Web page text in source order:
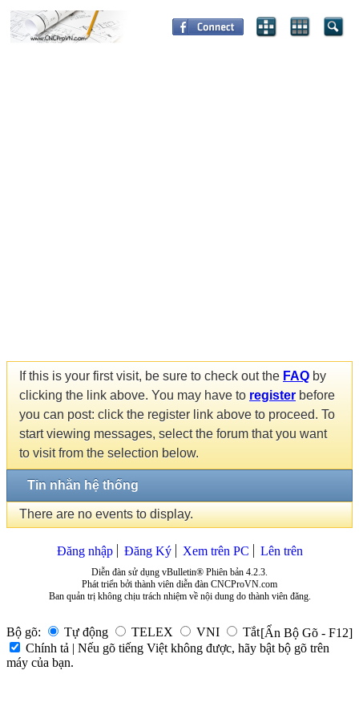
If this is your first visit, be sure to check out the FAQ by
clicking the link above. You may have to register before
you can post: click the register link above to proceed. To
start viewing messages, select the forum that you want
to visit from the selection below.
Tin nhắn hệ thống
There are no events to display.
Đăng nhập Đăng Ký Xem trên PC Lên trên
Diễn đàn sử dụng vBulletin® Phiên bản 4.2.3.
Phát triển bởi thành viên diễn đàn CNCProVN.com
Ban quản trị không chịu trách nhiệm về nội dung do thành viên đăng.
Bộ gõ: Tự động TELEX VNI Tắt[Ẩn Bộ Gõ - F12]
Chính tả | Nếu gõ tiếng Việt không được, hãy bật bộ gõ trên
máy của bạn.